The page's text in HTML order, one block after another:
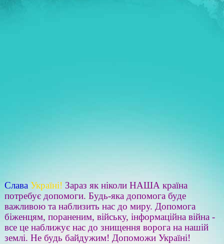
Слава Україні! Зараз як ніколи НАША країна
потребує допомоги. Будь-яка допомога буде
важливою та наблизить нас до миру. Допомога
біженцям, пораненим, війську, інформаційна війна -
все це наближує нас до знищення ворога на нашій
землі. Не будь байдужим! Допоможи Україні!